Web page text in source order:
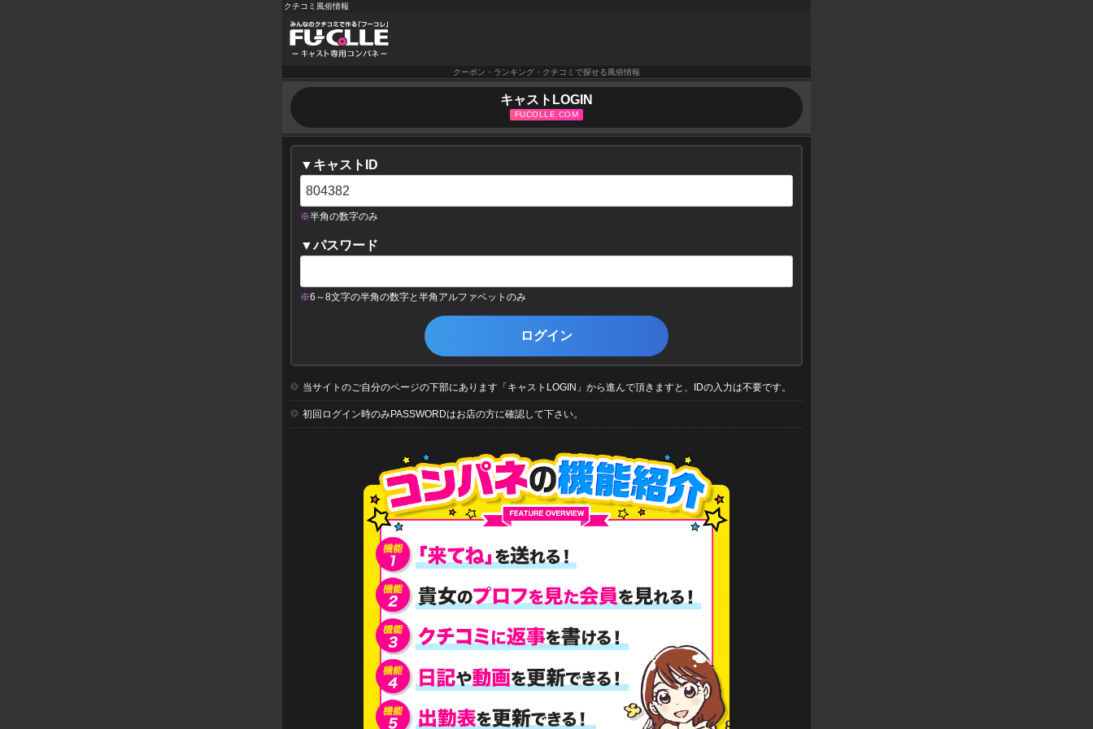
クチコミ風俗情報
クーポン・ランキング・クチコミで探せる風俗情報
キャストLOGIN
▼キャストID
※半角の数字のみ
▼パスワード
※6～8文字の半角の数字と半角アルファベットのみ
当サイトのご自分のページの下部にあります「キャストLOGIN」から進んで頂きますと、IDの入力は不要です。
初回ログイン時のみPASSWORDはお店の方に確認して下さい。